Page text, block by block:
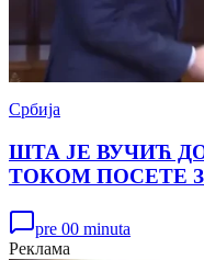
Србија
ШТА ЈЕ ВУЧИЋ
ТОКОМ ПОСЕТЕ
pre 00 minuta
Реклама